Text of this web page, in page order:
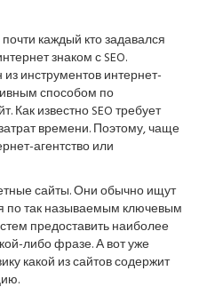
каждый кто задавался
знаком с SEO.
инструментов интернет-
способом по
Как известно SEO требует
времени. Поэтому, чаще
агентство или
сайты. Они обычно ищут
так называемым ключевым
предоставить наиболее
либо фразе. А вот уже
какой из сайтов содержит